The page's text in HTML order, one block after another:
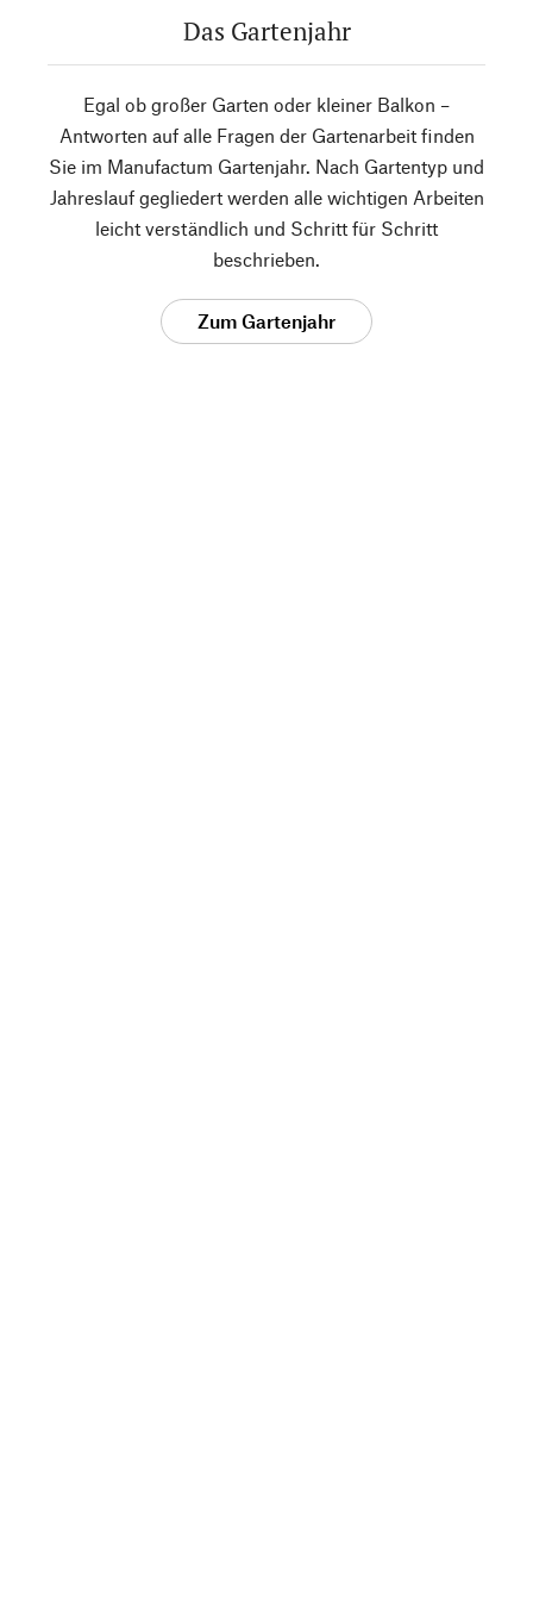
Das Gartenjahr
Egal ob großer Garten oder kleiner Balkon –
Antworten auf alle Fragen der Gartenarbeit finden
Sie im Manufactum Gartenjahr. Nach Gartentyp und
Jahreslauf gegliedert werden alle wichtigen Arbeiten
leicht verständlich und Schritt für Schritt
beschrieben.
Zum Gartenjahr